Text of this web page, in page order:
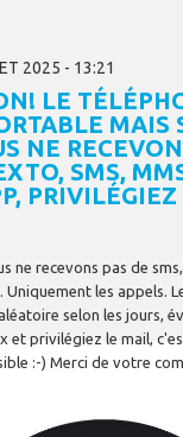
2025 - 13:21
LE
MAIS
NE
SMS,
ne recevons pas de sms,
Uniquement les appels.
aléatoire selon les jours,
et privilégiez le mail,
:-) Merci de votre